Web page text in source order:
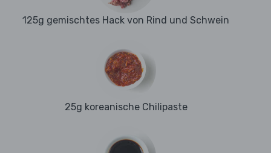
125g gemischtes Hack von Rind und Schwein
25g koreanische Chilipaste